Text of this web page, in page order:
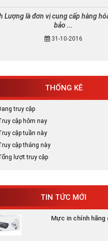
Lượng là đơn vị cung cấp hàng
bảo ...
31-10-2016
THỐNG KÊ
truy cập
cập hôm nay
cập tuần này
cập tháng này
lượt truy cập
TIN TỨC MỚI
Bán Mực in Canon chính
Tại sao nên chọn mực in
Mực in chính hãng